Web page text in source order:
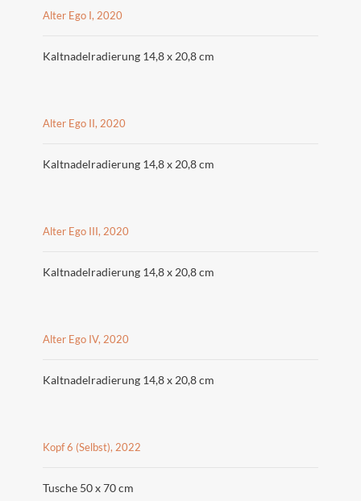
Alter Ego I, 2020
Kaltnadelradierung 14,8 x 20,8 cm
Alter Ego II, 2020
Kaltnadelradierung 14,8 x 20,8 cm
Alter Ego III, 2020
Kaltnadelradierung 14,8 x 20,8 cm
Alter Ego IV, 2020
Kaltnadelradierung 14,8 x 20,8 cm
Kopf 6 (Selbst), 2022
Tusche 50 x 70 cm